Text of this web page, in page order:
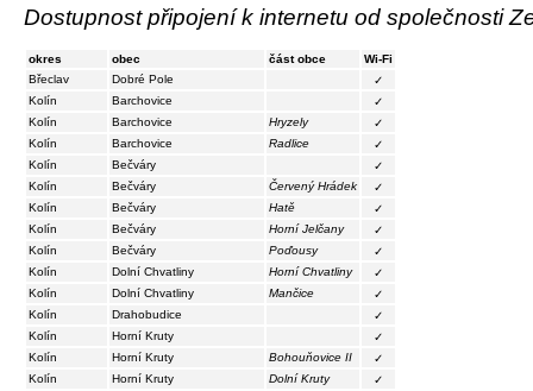
Dostupnost připojení k internetu od společnosti
okres obec část obce
Wi-Fi
Břeclav
Dobré Pole
✓
Kolín
Barchovice
✓
Kolín
Barchovice Hryzely
✓
Kolín
Barchovice Radlice
✓
Kolín
Bečváry
✓
Kolín
Bečváry Červený Hrádek
✓
Kolín
Bečváry Hatě
✓
Kolín
Bečváry Horní Jelčany
✓
Kolín
Bečváry Poďousy
✓
Kolín
Dolní Chvatliny Horní Chvatliny
✓
Kolín
Dolní Chvatliny Mančice
✓
Kolín
Drahobudice
✓
Kolín
Horní Kruty
✓
Kolín
Horní Kruty Bohouňovice II
✓
Kolín
Horní Kruty Dolní Kruty
✓